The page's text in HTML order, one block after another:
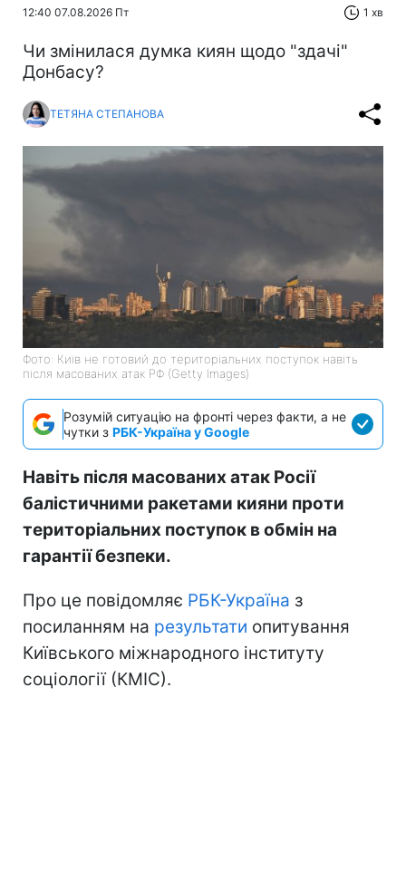
12:40 07.08.2026 Пт 1 хв
Чи змінилася думка киян щодо "здачі"
Донбасу?
ТЕТЯНА СТЕПАНОВА
Фото: Київ не готовий до територіальних поступок навіть
після масованих атак РФ (Getty Images)
Розумій ситуацію на фронті через факти, а не
чутки з РБК-Україна у Google
Навіть після масованих атак Росії
балістичними ракетами кияни проти
територіальних поступок в обмін на
гарантії безпеки.
Про це повідомляє РБК-Україна з
посиланням на результати опитування
Київського міжнародного інституту
соціології (КМІС).